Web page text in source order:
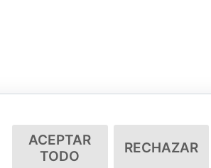
ACEPTAR
TODO
RECHAZAR